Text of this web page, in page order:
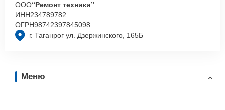
г. Таганрог ул. Дзержинского, 165Б
ООО“Ремонт техники”
ИНН234789782
ОГРН98742397845098
Меню